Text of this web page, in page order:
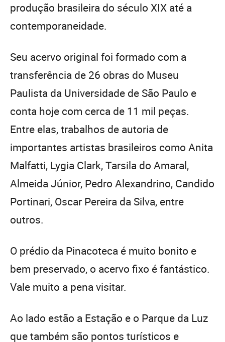
produção brasileira do século XIX até a
contemporaneidade.
Seu acervo original foi formado com a
transferência de 26 obras do Museu
Paulista da Universidade de São Paulo e
conta hoje com cerca de 11 mil peças.
Entre elas, trabalhos de autoria de
importantes artistas brasileiros como Anita
Malfatti, Lygia Clark, Tarsila do Amaral,
Almeida Júnior, Pedro Alexandrino, Candido
Portinari, Oscar Pereira da Silva, entre
outros.
O prédio da Pinacoteca é muito bonito e
bem preservado, o acervo fixo é fantástico.
Vale muito a pena visitar.
Ao lado estão a Estação e o Parque da Luz
que também são pontos turísticos e